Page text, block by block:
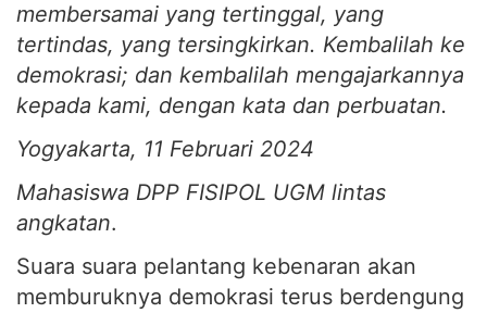
membersamai yang tertinggal, yang
tertindas, yang tersingkirkan. Kembalilah ke
demokrasi; dan kembalilah mengajarkannya
kepada kami, dengan kata dan perbuatan.
Yogyakarta, 11 Februari 2024
Mahasiswa DPP FISIPOL UGM lintas
angkatan.
Suara suara pelantang kebenaran akan
memburuknya demokrasi terus berdengung